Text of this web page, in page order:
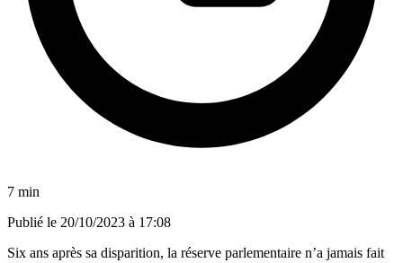
7 min
Publié le 20/10/2023 à 17:08
Six ans après sa disparition, la réserve parlementaire n’a jamais fait